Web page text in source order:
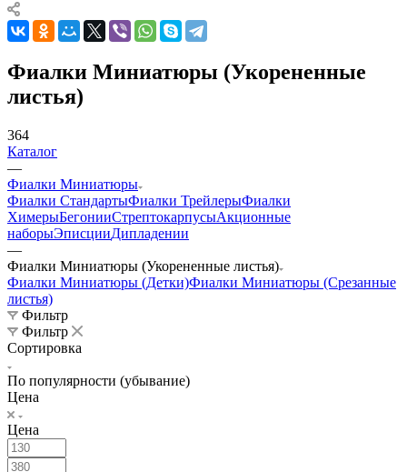
Фиалки Миниатюры (Укорененные
листья)
364
Каталог
—
Фиалки Миниатюры
Фиалки СтандартыФиалки ТрейлерыФиалки
ХимерыБегонииСтрептокарпусыАкционные
наборыЭписцииДипладении
—
Фиалки Миниатюры (Укорененные листья)
Фиалки Миниатюры (Детки)Фиалки Миниатюры (Срезанные
листья)
Фильтр
Фильтр
Сортировка
По популярности (убывание)
Цена
Цена